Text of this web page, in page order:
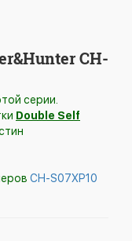
CH-
серии.
Double Self
CH-S07XP10